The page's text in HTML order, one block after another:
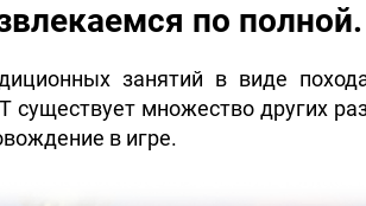
по полной.
занятий в виде
существует множество других
в игре.